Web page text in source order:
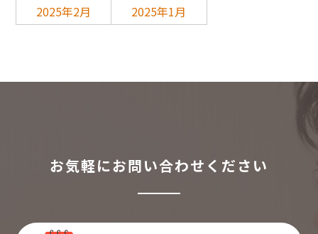
2025年2月 2025年1月
お気軽にお問い合わせください